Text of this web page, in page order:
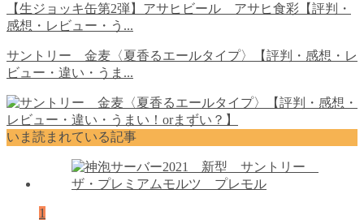
【生ジョッキ缶第2弾】アサヒビール アサヒ食彩【評判・
感想・レビュー・う...
サントリー 金麦〈夏香るエールタイプ〉【評判・感想・レ
ビュー・違い・うま...
いま読まれている記事
1